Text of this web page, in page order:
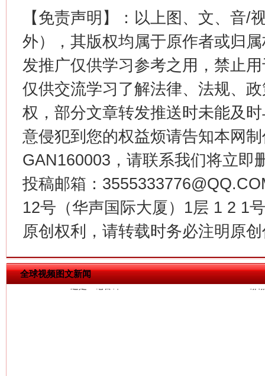
【免责声明】：以上图、文、音/
外），其版权均属于原作者或归
发推广仅供学习参考之用，禁止
仅供交流学习了解法律、法规、
权，部分文章转发推送时未能及
意侵犯到您的权益烦请告知本网
GAN160003，请联系我们将立即
投稿邮箱：
12号（华声国际大厦）1层 1 2 1
原创权利，请转载时务必注明原
全球视频图文新闻
网上购药对药下症？
这是一记警钟！ 谢